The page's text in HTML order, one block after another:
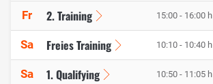
Fr 2. Training 15:00 - 16:00 h
Sa Freies Training 10:10 - 10:40 h
Sa 1. Qualifying 10:50 - 11:05 h